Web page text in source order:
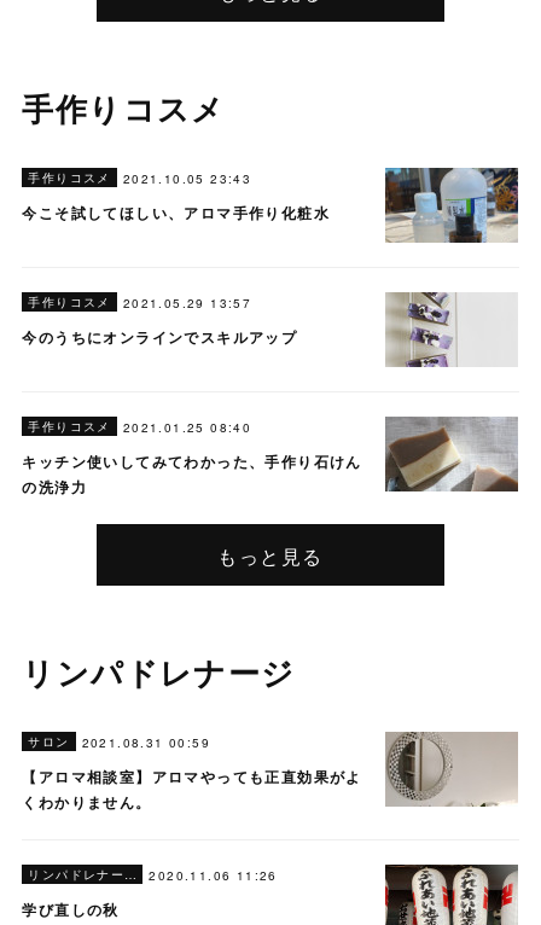
手作りコスメ
手作りコスメ 2021.10.05 23:43
今こそ試してほしい、アロマ手作り化粧水
手作りコスメ 2021.05.29 13:57
今のうちにオンラインでスキルアップ
手作りコスメ 2021.01.25 08:40
キッチン使いしてみてわかった、手作り石けん
の洗浄力
もっと見る
リンパドレナージ
サロン 2021.08.31 00:59
【アロマ相談室】アロマやっても正直効果がよ
くわかりません。
リンパドレナージ 2020.11.06 11:26
学び直しの秋